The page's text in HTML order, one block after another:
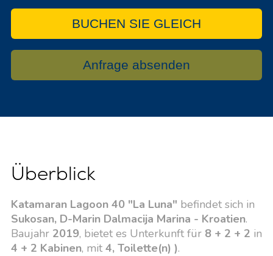
BUCHEN SIE GLEICH
Anfrage absenden
Überblick
Katamaran Lagoon 40 "La Luna" befindet sich in
Sukosan, D-Marin Dalmacija Marina - Kroatien.
Baujahr 2019, bietet es Unterkunft für 8 + 2 + 2 in
4 + 2 Kabinen, mit 4, Toilette(n) ).